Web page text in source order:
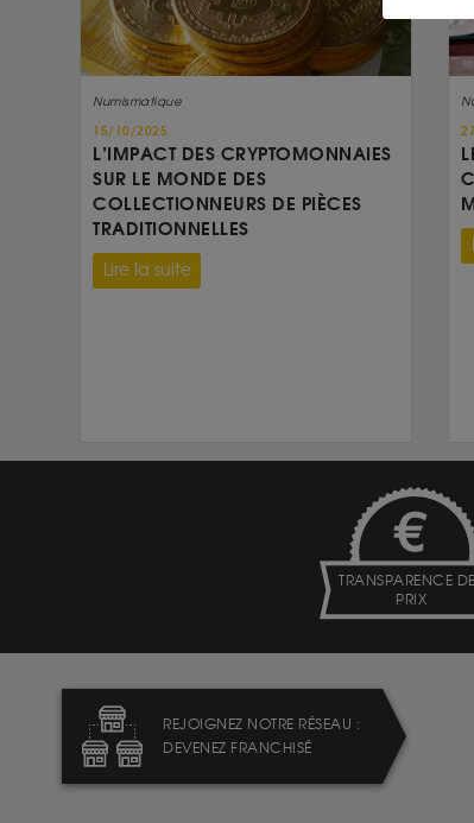
Numismatique
15/10/2025
L’IMPACT DES CRYPTOMONNAIES
SUR LE MONDE DES
COLLECTIONNEURS DE PIÈCES
TRADITIONNELLES
Lire la suite
TRANSPARENCE
PRIX
REJOIGNEZ NOTRE RÉSEAU :
DEVENEZ FRANCHISÉ